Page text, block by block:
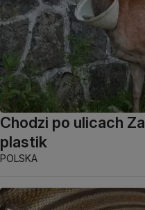
Chodzi po ulicach
plastik
POLSKA